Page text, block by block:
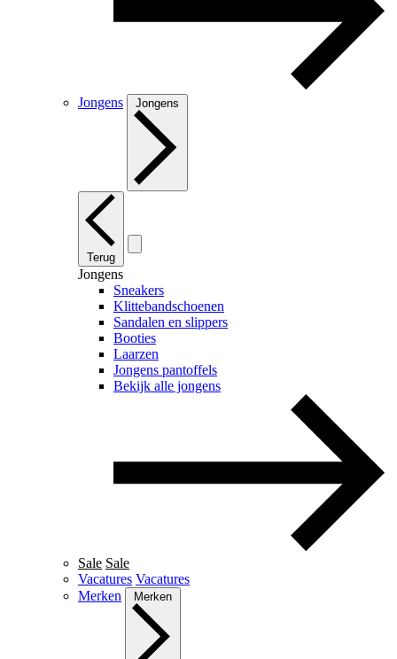
Jongens Jongens
Terug
Jongens
Sneakers
Klittebandschoenen
Sandalen en slippers
Booties
Laarzen
Jongens pantoffels
Bekijk alle jongens
Sale Sale
Vacatures Vacatures
Merken
Merken